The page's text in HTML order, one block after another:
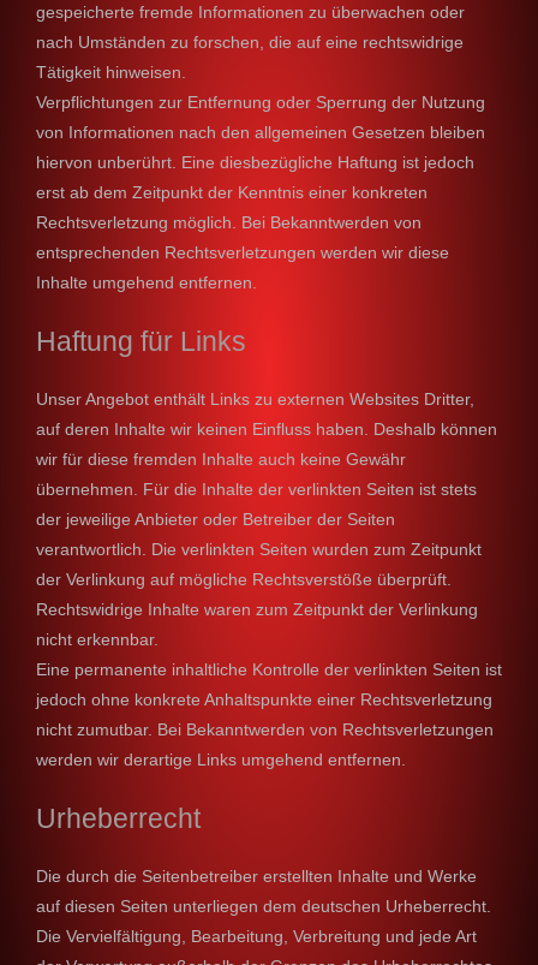
gespeicherte fremde Informationen zu überwachen oder
nach Umständen zu forschen, die auf eine rechtswidrige
Tätigkeit hinweisen.
Verpflichtungen zur Entfernung oder Sperrung der Nutzung
von Informationen nach den allgemeinen Gesetzen bleiben
hiervon unberührt. Eine diesbezügliche Haftung ist jedoch
erst ab dem Zeitpunkt der Kenntnis einer konkreten
Rechtsverletzung möglich. Bei Bekanntwerden von
entsprechenden Rechtsverletzungen werden wir diese
Inhalte umgehend entfernen.
Haftung für Links
Unser Angebot enthält Links zu externen Websites Dritter,
auf deren Inhalte wir keinen Einfluss haben. Deshalb können
wir für diese fremden Inhalte auch keine Gewähr
übernehmen. Für die Inhalte der verlinkten Seiten ist stets
der jeweilige Anbieter oder Betreiber der Seiten
verantwortlich. Die verlinkten Seiten wurden zum Zeitpunkt
der Verlinkung auf mögliche Rechtsverstöße überprüft.
Rechtswidrige Inhalte waren zum Zeitpunkt der Verlinkung
nicht erkennbar.
Eine permanente inhaltliche Kontrolle der verlinkten Seiten ist
jedoch ohne konkrete Anhaltspunkte einer Rechtsverletzung
nicht zumutbar. Bei Bekanntwerden von Rechtsverletzungen
werden wir derartige Links umgehend entfernen.
Urheberrecht
Die durch die Seitenbetreiber erstellten Inhalte und Werke
auf diesen Seiten unterliegen dem deutschen Urheberrecht.
Die Vervielfältigung, Bearbeitung, Verbreitung und jede Art